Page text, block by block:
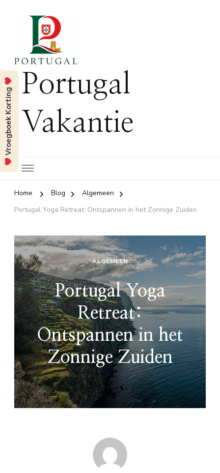
Portugal
Vakantie
Home Blog
Algemeen
Portugal Yoga Retreat: Ontspannen in het Zonnige Zuiden
ALGEMEEN
Portugal Yoga
Retreat:
Ontspannen in het
Zonnige Zuiden
Vroegboek Korting